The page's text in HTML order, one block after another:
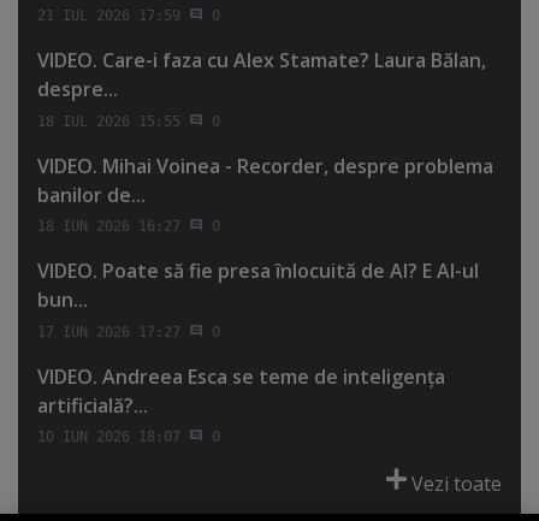
21 IUL 2026 17:59 0
VIDEO. Care-i faza cu Alex Stamate? Laura Bălan,
despre...
18 IUL 2026 15:55 0
VIDEO. Mihai Voinea - Recorder, despre problema
banilor de...
18 IUN 2026 16:27 0
VIDEO. Poate să fie presa înlocuită de AI? E AI-ul
bun...
17 IUN 2026 17:27 0
VIDEO. Andreea Esca se teme de inteligenţa
artificială?...
10 IUN 2026 18:07 0
Vezi toate